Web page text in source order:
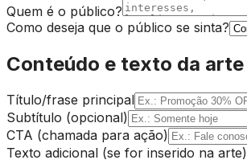
Quem é o público?
Como deseja que o público se sinta?
Conteúdo e texto da arte
Título/frase principal
Subtítulo (opcional)
CTA (chamada para ação)
Texto adicional (se for inserido na arte)